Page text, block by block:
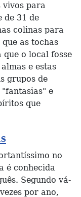
vivos para
de 31 de
colinas para
as tochas
o local fosse
e estas
grupos de
e
que
no
é conhecida
Segundo vá­
por ano,